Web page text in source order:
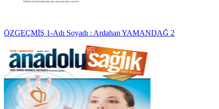
ÖZGEÇMİŞ 1-Adı Soyadı : Ardahan YAMANDAĞ 2